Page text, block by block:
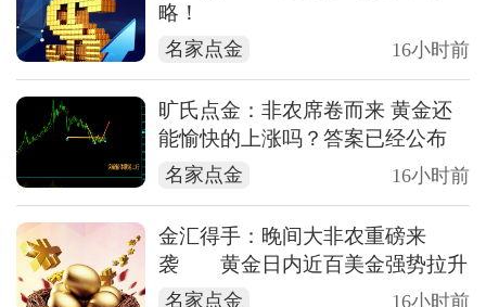
略！
名家点金 16小时前
旷氏点金：非农席卷而来 黄金还
能愉快的上涨吗？答案已经公布
名家点金 16小时前
金汇得手：晚间大非农重磅来
袭 黄金日内近百美金强势拉升
名家点金 16小时前